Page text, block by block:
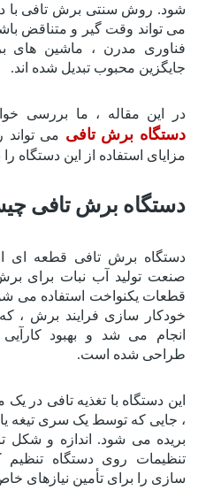
شود. روش سنتی برش تافی با
می تواند وقت گیر و متناقض
فناوری مدرن ، ماشین های
جایگزین محبوب تبدیل شده اند.
در این مقاله ، ما بررسی
دستگاه برش تافی می تواند
مزایای استفاده از این دستگاه
دستگاه برش تافی
دستگاه برش تافی قطعه ای
صنعت تولید آب نبات برای
قطعات یکنواخت استفاده می
خودکار سازی فرایند برش ،
انجام می شد و بهبود
طراحی شده است.
این دستگاه با تغذیه تافی در
، جایی که توسط یک سری تیغه
بریده می شود. اندازه و شکل
تنظیمات روی دستگاه
سازی را برای تأمین نیازهای